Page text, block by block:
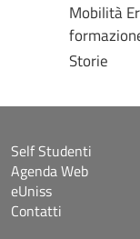
Mobilità
Storie
Self Studenti
Agenda Web
eUniss
Contatti